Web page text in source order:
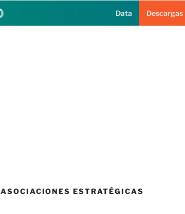
Data Descargas
ASOCIACIONES ESTRATÉGICAS